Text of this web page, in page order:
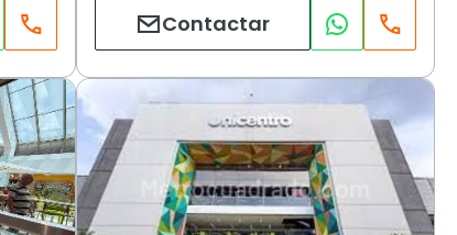
Contactar